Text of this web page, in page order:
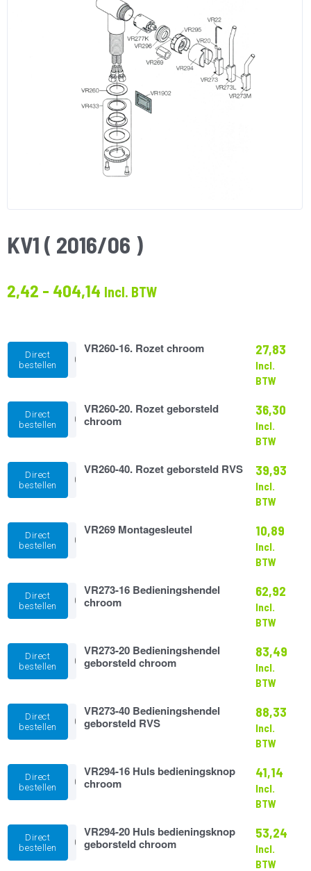
KV1 ( 2016/06 )
2,42 - 404,14 Prijsklasse:
€404.14
Incl. BTW
Direct
bestellen
VR260-
16.
Rozet
VR260-16. Rozet chroom 27,83
Incl.
BTW
Direct
bestellen
VR260-
20.
Rozet
aantal
VR260-20. Rozet geborsteld
chroom
36,30
Incl.
BTW
Direct
bestellen
VR260-
40.
Rozet
aantal
VR260-40. Rozet geborsteld RVS 39,93
Incl.
BTW
Direct
bestellen
VR269
Montagesleutel
aantal
VR269 Montagesleutel 10,89
Incl.
BTW
Direct
bestellen
VR273-
16
Bedieningshendel
VR273-16 Bedieningshendel
chroom
62,92
Incl.
BTW
Direct
bestellen
VR273-
20
Bedieningshendel
aantal
VR273-20 Bedieningshendel
geborsteld chroom
83,49
Incl.
BTW
Direct
bestellen
VR273-
40
Bedieningshendel
aantal
VR273-40 Bedieningshendel
geborsteld RVS
88,33
Incl.
BTW
Direct
bestellen
VR294-
16
Huls
aantal
VR294-16 Huls bedieningsknop
chroom
41,14
Incl.
BTW
Direct
bestellen
VR294-
20
Huls
VR294-20 Huls bedieningsknop
geborsteld chroom
53,24
Incl.
BTW